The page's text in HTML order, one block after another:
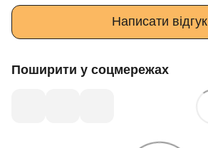
Написати відгук
Поширити у соцмережах